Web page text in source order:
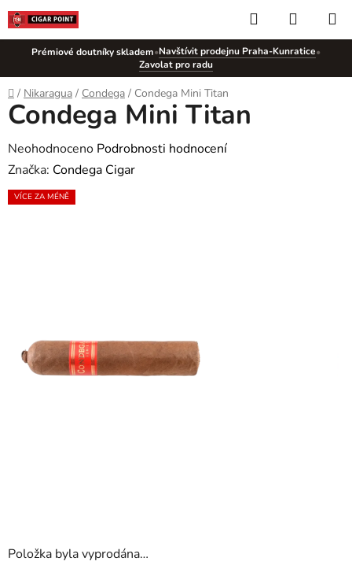
Přejít
na
obsah
Prémiové doutníky skladem•Navštívit prodejnu Praha-Kunratice•
Zavolat pro radu
Hledat
KOŠÍK
Domů
/ Nikaragua / Condega / Condega Mini Titan
Položka byla vyprodána…
Condega Mini Titan
Průměrné
hodnocení
produktu
Neohodnoceno Podrobnosti hodnocení
Značka: Condega Cigar
VÍCE ZA MÉNĚ